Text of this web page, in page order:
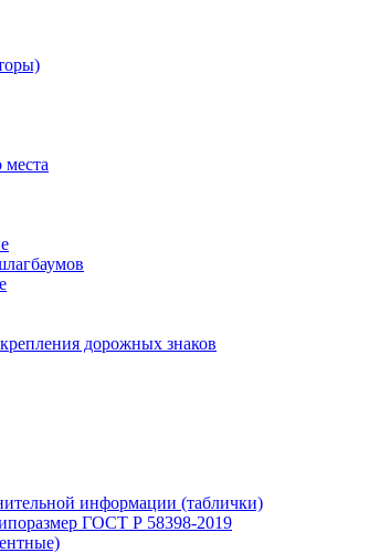
дорожных знаков
информации (таблички)
ГОСТ Р 58398-2019